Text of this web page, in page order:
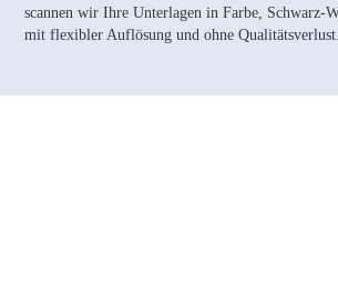
scannen wir Ihre Unterlagen in Farbe, Schwarz-
mit flexibler Auflösung und ohne Qualitätsverlust.